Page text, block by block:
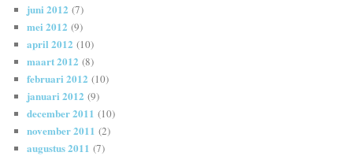
juni 2012 (7)
mei 2012 (9)
april 2012 (10)
maart 2012 (8)
februari 2012 (10)
januari 2012 (9)
december 2011 (10)
november 2011 (2)
augustus 2011 (7)